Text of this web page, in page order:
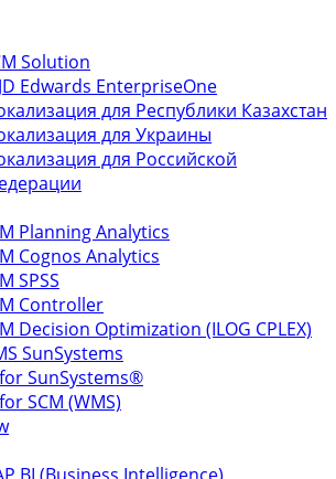
Solution
Edwards EnterpriseOne
для Республики Казахстан
для Украины
для Российской
Planning Analytics
Cognos Analytics
SPSS
Controller
Decision Optimization (ILOG CPLEX)
SunSystems
SunSystems®
SCM (WMS)